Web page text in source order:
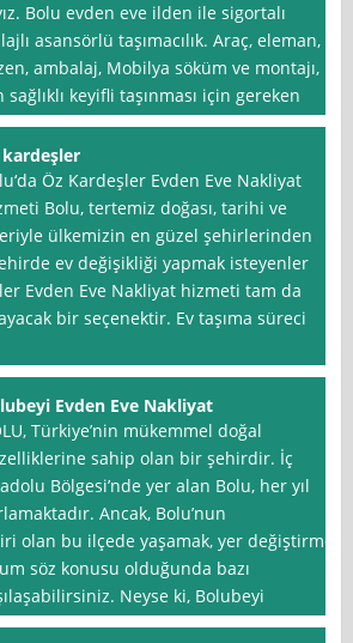
Bolu evden eve ilden ile sigortalı
asansörlü taşımacılık. Araç, eleman,
ambalaj, Mobilya söküm ve montajı,
keyifli taşınması için gereken
Öz Kardeşler Evden Eve Nakliyat
Bolu, tertemiz doğası, tarihi ve
ülkemizin en güzel şehirlerinden
ev değişikliği yapmak isteyenler
Evden Eve Nakliyat hizmeti tam da
bir seçenektir. Ev taşıma süreci
Evden Eve Nakliyat
Türkiye’nin mükemmel doğal
sahip olan bir şehirdir. İç
Bölgesi’nde yer alan Bolu, her yıl
Ancak, Bolu’nun
olan bu ilçede yaşamak, yer değiştirme
söz konusu olduğunda bazı
Neyse ki, Bolubeyi